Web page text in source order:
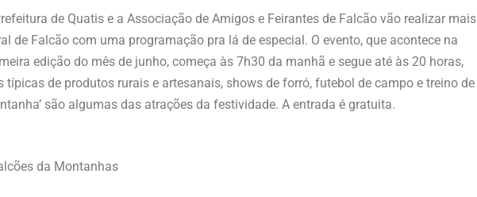
de Quatis e a Associação de Amigos e Feirantes de Falcão vão realizar mais
de Falcão com uma programação pra lá de especial. O evento, que acontece na
edição do mês de junho, começa às 7h30 da manhã e segue até às 20 horas,
de produtos rurais e artesanais, shows de forró, futebol de campo e treino de
são algumas das atrações da festividade. A entrada é gratuita.
da Montanhas